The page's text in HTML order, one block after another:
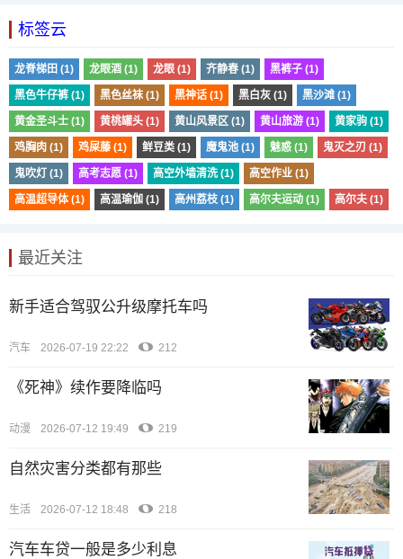
标签云
龙脊梯田 (1) 龙眼酒 (1) 龙眼 (1) 齐静春 (1) 黑裤子 (1)
黑色牛仔裤 (1) 黑色丝袜 (1) 黑神话 (1) 黑白灰 (1) 黑沙滩 (1)
黄金圣斗士 (1) 黄桃罐头 (1) 黄山风景区 (1) 黄山旅游 (1) 黄家驹 (1)
鸡胸肉 (1) 鸡屎藤 (1) 鲜豆类 (1) 魔鬼池 (1) 魅惑 (1) 鬼灭之刃 (1)
鬼吹灯 (1) 高考志愿 (1) 高空外墙清洗 (1) 高空作业 (1)
高温超导体 (1) 高温瑜伽 (1) 高州荔枝 (1) 高尔夫运动 (1) 高尔夫 (1)
最近关注
新手适合驾驭公升级摩托车吗
汽车 2026-07-19 22:22 212
《死神》续作要降临吗
动漫 2026-07-12 19:49 219
自然灾害分类都有那些
生活 2026-07-12 18:48 218
汽车车贷一般是多少利息